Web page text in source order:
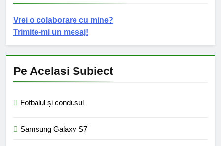
Vrei o colaborare cu mine?
Trimite-mi un mesaj!
Pe Acelasi Subiect
Fotbalul şi condusul
Samsung Galaxy S7